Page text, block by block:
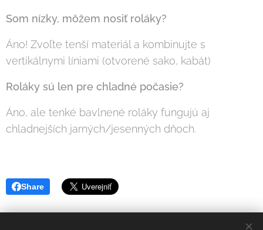
Som nízky, môžem nosiť roláky?
Áno! Zvoľte tenší materiál a kombinujte s
vertikálnymi líniami (otvorené sako, kabát)
Roláky sú len pre chladné počasie?
Áno, ale tenké bavlnené roláky fungujú aj
chladnejších jarných/jesenných dňoch.
Share